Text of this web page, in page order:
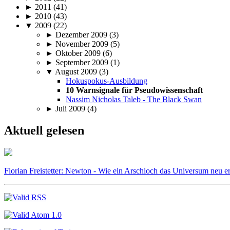
► 2011 (41)
► 2010 (43)
▼ 2009 (22)
► Dezember 2009 (3)
► November 2009 (5)
► Oktober 2009 (6)
► September 2009 (1)
▼ August 2009 (3)
Hokuspokus-Ausbildung
10 Warnsignale für Pseudowissenschaft
Nassim Nicholas Taleb - The Black Swan
► Juli 2009 (4)
Aktuell gelesen
Florian Freistetter: Newton - Wie ein Arschloch das Universum neu